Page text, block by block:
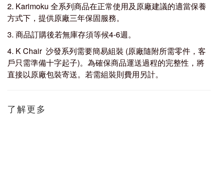
2. Karimoku 全系列商品在正常使用及原廠建議的適當保養
方式下，提供原廠三年保固服務。
3. 商品訂購後若無庫存須等候4-6週。
4. K Chair 沙發系列需要簡易組裝 (原廠隨附所需零件，客
戶只需準備十字起子)。為確保商品運送過程的完整性，將
直接以原廠包裝寄送。若需組裝則費用另計。
了解更多